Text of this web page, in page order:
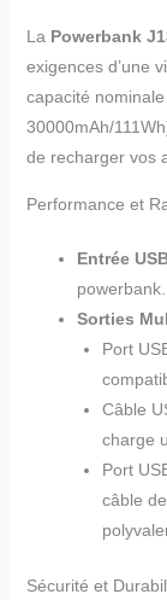
La Powerbank
exigences d’une
capacité
30000mAh/
de recharger vos
Performance et
Entrée
powerbank.
Sorties
Port
Câble
charge
Port
câble
Sécurité et